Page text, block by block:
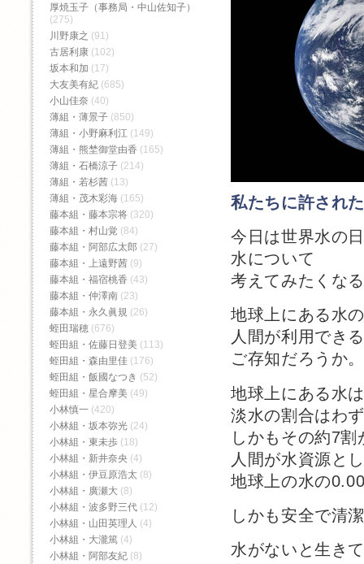
私たちに許され
今日は世界水の
水について
考えてみたくな
地球上にある水
人間が利用でき
ご存知だろうか
地球上にある水
淡水の割合はわ
しかもその約7
人間が水資源と
地球上の水の
しかも安全で清
水がないと生き
厚焼玉子（事務局・中山佐知子）
(275)
川野康之 (91)
古居利康 (102)
坂本和加 (17)
大友美有紀 (685)
小山佳奈 (40)
薄組・薄景子 (850)
薄組・小野麻利江 (149)
薄組・熊埜御堂由香 (165)
薄組・石橋涼子 (214)
薄組・若杉茜 (13)
薄組・茂木彩海 (165)
藤本組・藤本宗将 (320)
藤本組・村山覚 (84)
藤本組・阿部広太郎 (27)
藤本組・上遠野茜 (9)
藤本組・福宿桃香‬ (43)
藤本組・仲澤南 (23)
藤本組・永久眞規 (26)
蛭田瑞穂 (676)
蛭田組・佐藤日登美 (113)
蛭田組・森由里佳 (176)
蛭田組・飯國なつき (52)
蛭田組・星合摩美 (49)
小林慎一 (420)
小林組・坂本弥光 (24)
小林組・東未歩 (18)
小林組・新井奈央 (4)
小林組・伊豆原浩太 (8)
小林組・廣瀬大 (8)
小林組・波多野三代 (12)
小林組・山田英理人 (4)
小林組・大瀧篤 (4)
小林組・阿部友紀 (8)